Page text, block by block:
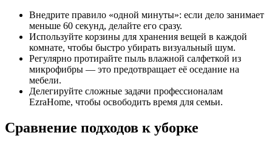
Внедрите правило «одной минуты»: если дело занимает
меньше 60 секунд, делайте его сразу.
Используйте корзины для хранения вещей в каждой
комнате, чтобы быстро убирать визуальный шум.
Регулярно протирайте пыль влажной салфеткой из
микрофибры — это предотвращает её оседание на
мебели.
Делегируйте сложные задачи профессионалам
EzraHome, чтобы освободить время для семьи.
Сравнение подходов к уборке